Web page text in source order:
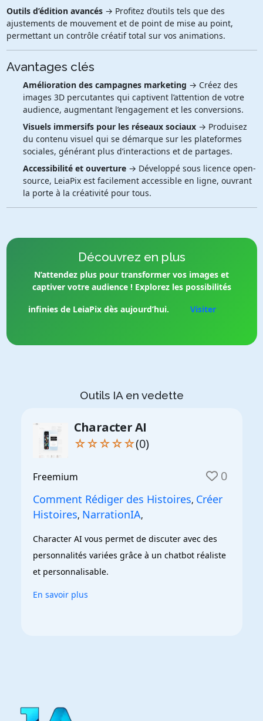
Outils d’édition avancés→ Profitez d’outils tels que des
ajustements de mouvement et de point de mise au point,
permettant un contrôle créatif total sur vos animations.
Avantages clés
Amélioration des campagnes marketing → Créez des
images 3D percutantes qui captivent l’attention de votre
audience, augmentant l’engagement et les conversions.
Visuels immersifs pour les réseaux sociaux→ Produisez
du contenu visuel qui se démarque sur les plateformes
sociales, générant plus d’interactions et de partages.
Accessibilité et ouverture→ Développé sous licence open-
source, LeiaPix est facilement accessible en ligne, ouvrant
la porte à la créativité pour tous.
Découvrez en plus
N’attendez plus pour transformer vos images et
captiver votre audience ! Explorez les possibilités
infinies de LeiaPix dès aujourd’hui.
Visiter
Outils IA en vedette
Character AI
☆☆☆☆☆(0)
Freemium 0
Comment Rédiger des Histoires, Créer
Histoires, NarrationIA,
Character AI vous permet de discuter avec des
personnalités variées grâce à un chatbot réaliste
et personnalisable.
En savoir plus